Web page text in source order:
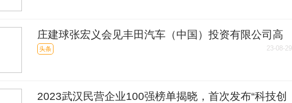
庄建球张宏义会见丰田汽车（中国）投资有限公司高
管
头条 23-08-29
2023武汉民营企业100强榜单揭晓，首次发布“科技创